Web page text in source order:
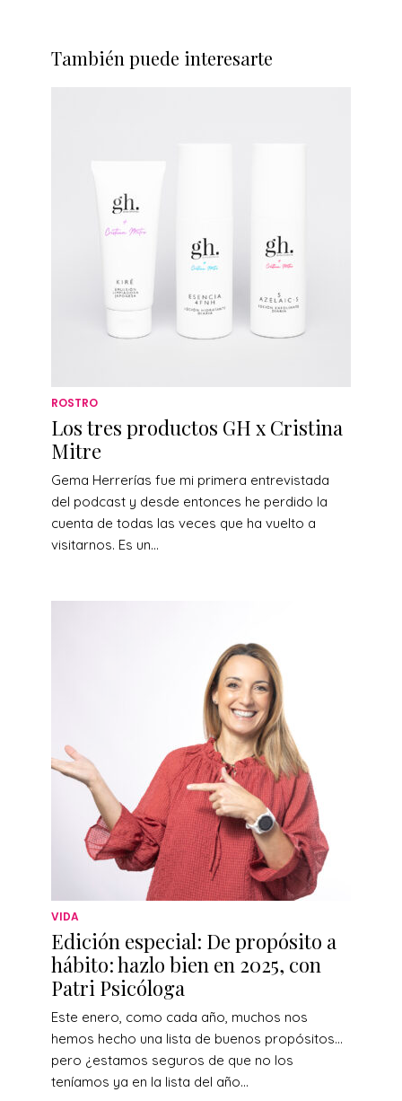
También puede interesarte
ROSTRO
Los tres productos GH x Cristina
Mitre
Gema Herrerías fue mi primera entrevistada
del podcast y desde entonces he perdido la
cuenta de todas las veces que ha vuelto a
visitarnos. Es un...
VIDA
Edición especial: De propósito a
hábito: hazlo bien en 2025, con
Patri Psicóloga
Este enero, como cada año, muchos nos
hemos hecho una lista de buenos propósitos…
pero ¿estamos seguros de que no los
teníamos ya en la lista del año...